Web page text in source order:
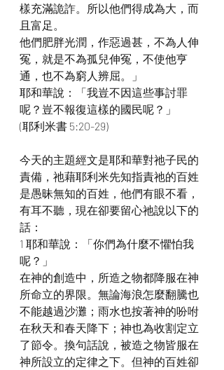
樣充滿詭詐。所以他們得成為大，而
且富足。
他們肥胖光潤，作惡過甚，不為人伸
冤，就是不為孤兒伸冤，不使他亨
通，也不為窮人辨屈。」
耶和華說：「我豈不因這些事討罪
呢？豈不報復這樣的國民呢？」
(耶利米書 5:20-29)
今天的主題經文是耶和華對祂子民的
責備，祂藉耶利米先知指責祂的百姓
是愚昧無知的百姓，他們有眼不看，
有耳不聽，現在卻要留心祂說以下的
話：
1 耶和華說：「你們為什麼不懼怕我
呢？」
在神的創造中，所造之物都降服在神
所命立的界限。無論海浪怎麼翻騰也
不能越過沙灘；雨水也按著神的吩咐
在秋天和春天降下；神也為收割定立
了節令。換句話說，被造之物皆服在
神所設立的定律之下。但神的百姓卻